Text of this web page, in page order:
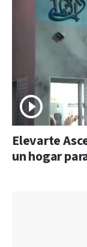
Elevarte
un hogar